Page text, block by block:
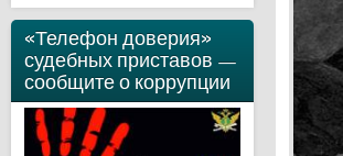
«Телефон доверия»
судебных приставов —
сообщите о коррупции